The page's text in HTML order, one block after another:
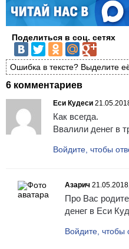
Поделиться в соц. сетях
Ошибка в тексте? Выделите
6 комментариев
Еси Кудеси
Как всегда.
Ввалили денег в
Войдите, чтобы
Азарич
Про Вас
денег в Еси
Войдите, чтобы